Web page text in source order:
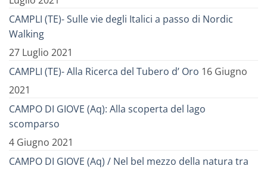
CAMPLI (TE)- Sulle vie degli Italici a passo di Nordic
Walking
27 Luglio 2021
CAMPLI (TE)- Alla Ricerca del Tubero d’ Oro 16 Giugno
2021
CAMPO DI GIOVE (Aq): Alla scoperta del lago
scomparso
4 Giugno 2021
CAMPO DI GIOVE (Aq) / Nel bel mezzo della natura tra